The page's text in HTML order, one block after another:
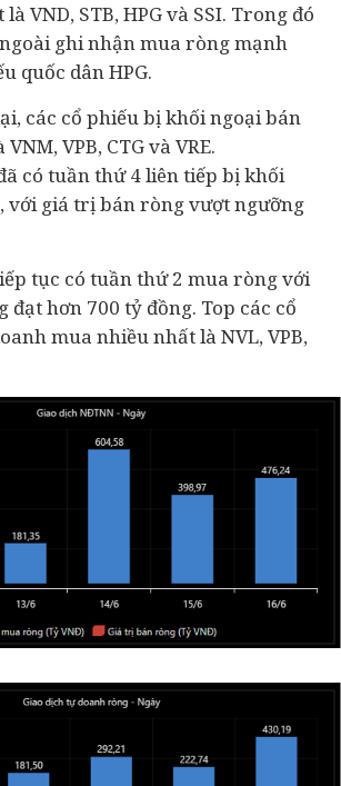
VND, STB, HPG và SSI. Trong đó
ghi nhận mua ròng mạnh
quốc dân HPG.
các cổ phiếu bị khối ngoại bán
VPB, CTG và VRE.
có tuần thứ 4 liên tiếp bị khối
với giá trị bán ròng vượt ngưỡng
tục có tuần thứ 2 mua ròng với
đạt hơn 700 tỷ đồng. Top các cổ
mua nhiều nhất là NVL, VPB,